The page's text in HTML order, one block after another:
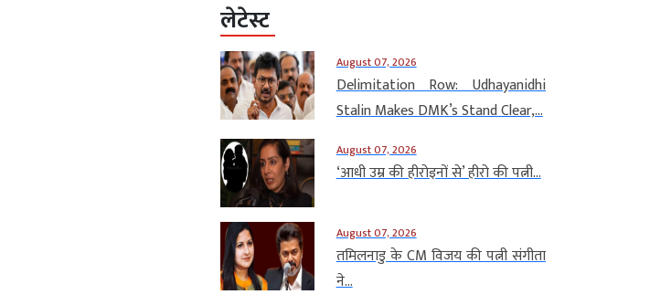
लेटेस्ट
August 07, 2026
Delimitation Row: Udhayanidhi
Stalin Makes DMK’s Stand Clear,...
August 07, 2026
‘आधी उम्र की हीरोइनों से’ हीरो की पत्नी...
August 07, 2026
तमिलनाडु के CM विजय की पत्नी संगीता
ने...